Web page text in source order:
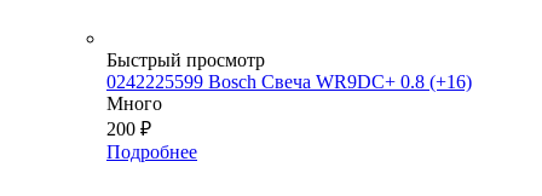
Быстрый просмотр
0242225599 Bosch Свеча WR9DC+ 0.8 (+16)
Много
200 ₽
Подробнее